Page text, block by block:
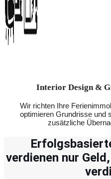
Interior Design &
Wir richten Ihre
optimieren Grundrisse und
zusätzliche
verdienen nur